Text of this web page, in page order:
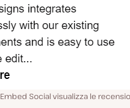
Embed Social visualizza le